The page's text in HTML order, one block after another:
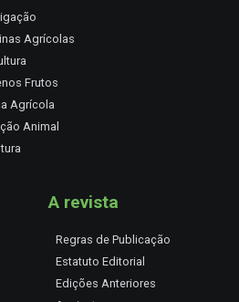
Agrícolas
Frutos
Agrícola
Animal
A revista
Regras de Publicação
Estatuto Editorial
Edições Anteriores